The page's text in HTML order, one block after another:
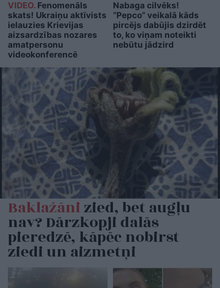
VIDEO. Fenomenāls
skats! Ukraiņu aktīvists
ielauzies Krievijas
aizsardzības nozares
amatpersonu
videokonferencē
Nabaga cilvēks!
“Pepco” veikalā kāds
pircējs dabūjis dzirdēt
to, ko viņam noteikti
nebūtu jādzird
Baklažānizied, bet augļu
nav? Dārzkopji dalās
pieredzē, kāpēc nobirst
ziedi un aizmetņi